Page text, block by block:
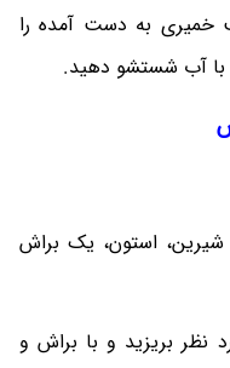
خمیری به دست آمده را
با آب شستشو دهید.
استون، یک براش
بریزید و با براش و